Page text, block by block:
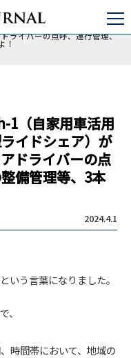
ア・自家用有償運送事業
事業・タクシー会社管理型ラ
ライバーの点呼、運行管理、
！
1（自家用車活用
イドシェア）が
ドライバーの点
備管理等、3本
2024.4.1
う言葉になりました。
、
時間帯において、地域の